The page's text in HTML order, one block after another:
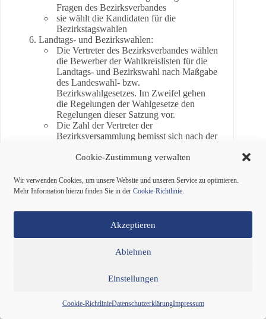
Cookie-Zustimmung verwalten
Wir verwenden Cookies, um unsere Website und unseren Service zu optimieren.
Mehr Information hierzu finden Sie in der Cookie-Richtlinie.
Akzeptieren
Ablehnen
Einstellungen
Cookie-RichtlinieDatenschutzerklärungImpressum
Fragen des Bezirksverbandes
sie wählt die Kandidaten für die
Bezirkstagswahlen
Landtags- und Bezirkswahlen:
Die Vertreter des Bezirksverbandes wählen
die Bewerber der Wahlkreislisten für die
Landtags- und Bezirkswahl nach Maßgabe
des Landeswahl- bzw.
Bezirkswahlgesetzes. Im Zweifel gehen
die Regelungen der Wahlgesetze den
Regelungen dieser Satzung vor.
Die Zahl der Vertreter der
Bezirksversammlung bemisst sich nach der
Organe der Kreisverbände sind
die Hauptversammlung des
Kreisverbandes und
zusammensetzen aus
bis zu vier gleichberechtigten
stellvertretenden Kreisvorsitzenden